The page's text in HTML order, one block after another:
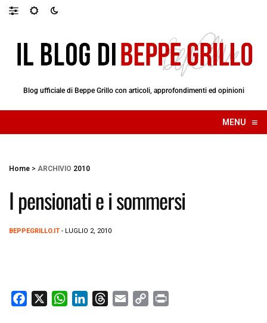
Blog ufficiale di Beppe Grillo con articoli, approfondimenti ed opinioni
MENU ≡
☰
Home > ARCHIVIO 2010
I pensionati e i sommersi
BEPPEGRILLO.IT - LUGLIO 2, 2010
W